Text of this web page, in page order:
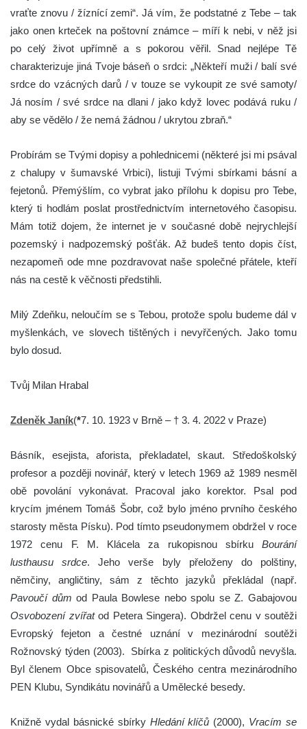
vraťte znovu / žíznící zemi“. Já vím, že podstatné z Tebe – tak
jako onen krteček na poštovní známce – míří k nebi, v něž jsi
po celý život upřímně a s pokorou věřil. Snad nejlépe Tě
charakterizuje jiná Tvoje báseň o srdci: „Někteří muži / balí své
srdce do vzácných darů / v touze se vykoupit ze své samoty/
Já nosím / své srdce na dlani / jako když lovec podává ruku /
aby se vědělo / že nemá žádnou / ukrytou zbraň.“
Probírám se Tvými dopisy a pohlednicemi (některé jsi mi psával
z chalupy v šumavské Vrbici), listuji Tvými sbírkami básní a
fejetonů. Přemýšlím, co vybrat jako přílohu k dopisu pro Tebe,
který ti hodlám poslat prostřednictvím internetového časopisu.
Mám totiž dojem, že internet je v současné době nejrychlejší
pozemský i nadpozemský pošťák. Až budeš tento dopis číst,
nezapomeň ode mne pozdravovat naše společné přátele, kteří
nás na cestě k věčnosti předstihli.
Milý Zdeňku, neloučím se s Tebou, protože spolu budeme dál v
myšlenkách, ve slovech tištěných i nevyřčených. Jako tomu
bylo dosud.
Tvůj Milan Hrabal
Zdeněk Janík(*7. 10. 1923 v Brně – † 3. 4. 2022 v Praze)
Básník, esejista, aforista, překladatel, skaut. Středoškolský
profesor a později novinář, který v letech 1969 až 1989 nesměl
obě povolání vykonávat. Pracoval jako korektor. Psal pod
krycím jménem Tomáš Šobr, což bylo jméno prvního českého
starosty města Písku). Pod tímto pseudonymem obdržel v roce
1972 cenu F. M. Klácela za rukopisnou sbírku Bourání
lusthausu srdce. Jeho verše byly přeloženy do polštiny,
němčiny, angličtiny, sám z těchto jazyků překládal (např.
Pavoučí dům od Paula Bowlese nebo spolu se Z. Gabajovou
Osvobození zvířatod Petera Singera). Obdržel cenu v soutěži
Evropský fejeton a čestné uznání v mezinárodní soutěži
Rožnovský týden (2003). Sbírka z politických důvodů nevyšla.
Byl členem Obce spisovatelů, Českého centra mezinárodního
PEN Klubu, Syndikátu novinářů a Umělecké besedy.
Knižně vydal básnické sbírky Hledání klíčů (2000), Vracím se